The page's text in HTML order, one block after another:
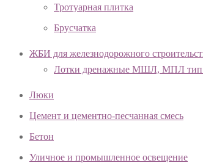
Тротуарная плитка
Брусчатка
ЖБИ для железнодорожного
Лотки дренажные МШЛ, МПЛ
Люки
Цемент и цементно-песчанная смесь
Бетон
Уличное и промышленное освещение